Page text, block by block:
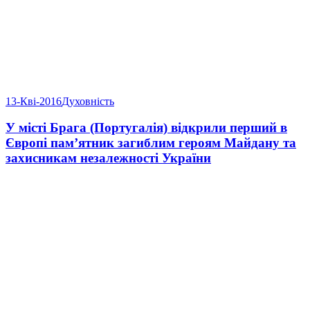
13-Кві-2016Духовність
У місті Брага (Португалія) відкрили перший в
Європі пам’ятник загиблим героям Майдану та
захисникам незалежності України